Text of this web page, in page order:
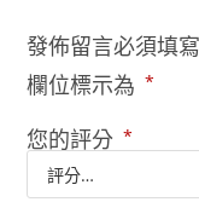
發佈留言必須填
欄位標示為 *
您的評分 *